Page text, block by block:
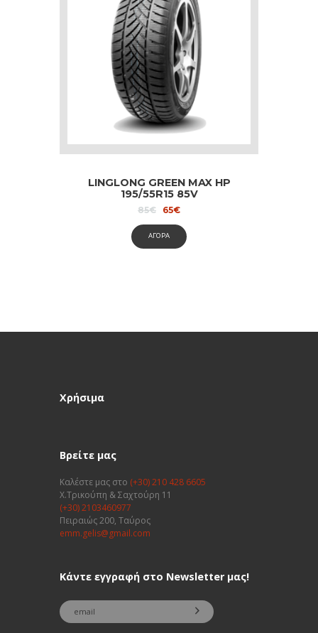
LINGLONG GREEN MAX HP
195/55R15 85V
85€
Original
was:
85€.
65€Current
is:
65€.
ΑΓΟΡΑ
Χρήσιμα
Βρείτε μας
Καλέστε μας στο (+30) 210 428 6605
Χ.Τρικούπη & Σαχτούρη 11
(+30) 2103460977
Πειραιώς 200, Ταύρος
emm.gelis@gmail.com
Κάντε εγγραφή στο Newsletter μας!